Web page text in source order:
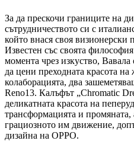
За да прескочи границите на
сътрудничеството си с
който внася своя визионерски
Известен със своята
момента чрез изкуство,
да цени преходната красота
колаборацията, два
Reno13. Калъфът „Chromatic
деликатната красота на
трансформацията и промяната,
грациозното им движение,
дизайна на OPPO.